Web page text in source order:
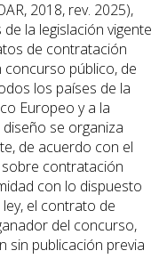
2018, rev. 2025),
la legislación vigente
de contratación
concurso público, de
los países de la
Europeo y a la
se organiza
de acuerdo con el
sobre contratación
con lo dispuesto
el contrato de
del concurso,
sin publicación previa